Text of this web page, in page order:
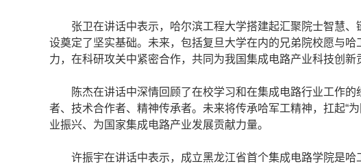
张卫在讲话中表示，哈尔滨工程大学搭建起汇聚院士智慧、
设奠定了坚实基础。未来，包括复旦大学在内的兄弟院校愿与
力，在科研攻关中紧密合作，共同为我国集成电路产业科技创新
陈杰在讲话中深情回顾了在校学习和在集成电路行业工作的
者、技术合作者、精神传承者。未来将传承哈军工精神，扛起“
业振兴、为国家集成电路产业发展贡献力量。
许振宇在讲话中表示，成立黑龙江省首个集成电路学院是哈